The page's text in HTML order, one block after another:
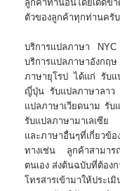
ลูกค้าท่านอื่นโดยเด็ดขา
ตัวของลูกค้าทุกท่านครับ
บริการแปลภาษา
บริการแปลภาษาอังกฤ
ภาษายุโรป ได้แก่ รับ
ญี่ปุ่น รับแปลภาษาลาว
แปลภาษาเวียดนาม รับ
รับแปลภาษามาเลเซีย
และภาษาอื่นๆที่เกี่ยวข้
ทางเช่น ลูกค้าสามาร
ตนเอง ส่งต้นฉบับที่ต้องก
โทรสารเข้ามาให้ประ